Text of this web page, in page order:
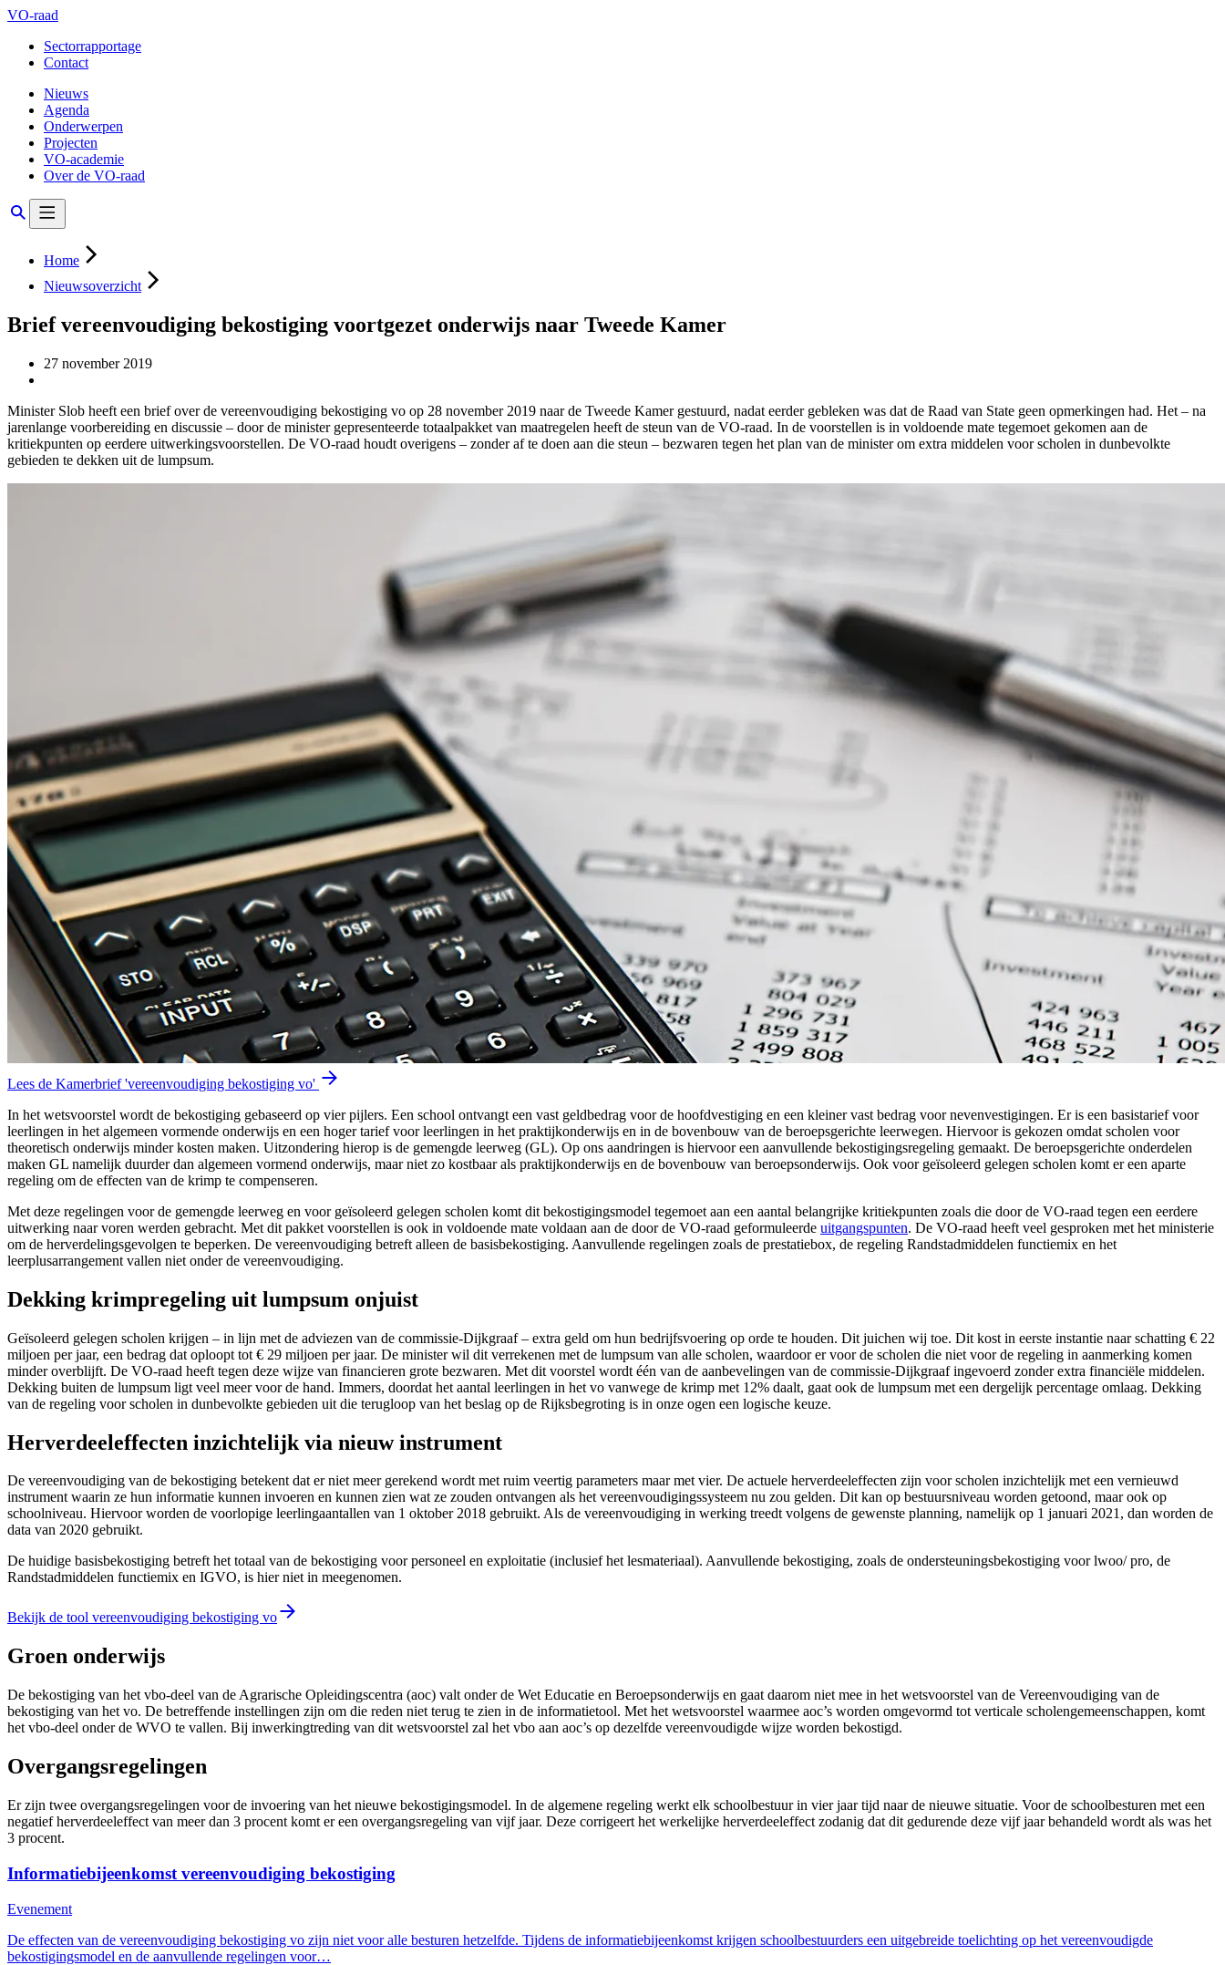
VO-raad
Sectorrapportage
Contact
Nieuws
Agenda
Onderwerpen
Projecten
VO-academie
Over de VO-raad
Home
Nieuwsoverzicht
Brief vereenvoudiging bekostiging voortgezet onderwijs naar Tweede Kamer
27 november 2019
Minister Slob heeft een brief over de vereenvoudiging bekostiging vo op 28 november 2019 naar de Tweede Kamer gestuurd, nadat eerder gebleken was dat de Raad van State geen opmerkingen had. Het – na
jarenlange voorbereiding en discussie – door de minister gepresenteerde totaalpakket van maatregelen heeft de steun van de VO-raad. In de voorstellen is in voldoende mate tegemoet gekomen aan de
kritiekpunten op eerdere uitwerkingsvoorstellen. De VO-raad houdt overigens – zonder af te doen aan die steun – bezwaren tegen het plan van de minister om extra middelen voor scholen in dunbevolkte
gebieden te dekken uit de lumpsum.
Lees de Kamerbrief 'vereenvoudiging bekostiging vo'
In het wetsvoorstel wordt de bekostiging gebaseerd op vier pijlers. Een school ontvangt een vast geldbedrag voor de hoofdvestiging en een kleiner vast bedrag voor nevenvestigingen. Er is een basistarief voor
leerlingen in het algemeen vormende onderwijs en een hoger tarief voor leerlingen in het praktijkonderwijs en in de bovenbouw van de beroepsgerichte leerwegen. Hiervoor is gekozen omdat scholen voor
theoretisch onderwijs minder kosten maken. Uitzondering hierop is de gemengde leerweg (GL). Op ons aandringen is hiervoor een aanvullende bekostigingsregeling gemaakt. De beroepsgerichte onderdelen
maken GL namelijk duurder dan algemeen vormend onderwijs, maar niet zo kostbaar als praktijkonderwijs en de bovenbouw van beroepsonderwijs. Ook voor geïsoleerd gelegen scholen komt er een aparte
regeling om de effecten van de krimp te compenseren.
Met deze regelingen voor de gemengde leerweg en voor geïsoleerd gelegen scholen komt dit bekostigingsmodel tegemoet aan een aantal belangrijke kritiekpunten zoals die door de VO-raad tegen een eerdere
uitwerking naar voren werden gebracht. Met dit pakket voorstellen is ook in voldoende mate voldaan aan de door de VO-raad geformuleerde uitgangspunten. De VO-raad heeft veel gesproken met het ministerie
om de herverdelingsgevolgen te beperken. De vereenvoudiging betreft alleen de basisbekostiging. Aanvullende regelingen zoals de prestatiebox, de regeling Randstadmiddelen functiemix en het
leerplusarrangement vallen niet onder de vereenvoudiging.
Dekking krimpregeling uit lumpsum onjuist
Geïsoleerd gelegen scholen krijgen – in lijn met de adviezen van de commissie-Dijkgraaf – extra geld om hun bedrijfsvoering op orde te houden. Dit juichen wij toe. Dit kost in eerste instantie naar schatting € 22
miljoen per jaar, een bedrag dat oploopt tot € 29 miljoen per jaar. De minister wil dit verrekenen met de lumpsum van alle scholen, waardoor er voor de scholen die niet voor de regeling in aanmerking komen
minder overblijft. De VO-raad heeft tegen deze wijze van financieren grote bezwaren. Met dit voorstel wordt één van de aanbevelingen van de commissie-Dijkgraaf ingevoerd zonder extra financiële middelen.
Dekking buiten de lumpsum ligt veel meer voor de hand. Immers, doordat het aantal leerlingen in het vo vanwege de krimp met 12% daalt, gaat ook de lumpsum met een dergelijk percentage omlaag. Dekking
van de regeling voor scholen in dunbevolkte gebieden uit die terugloop van het beslag op de Rijksbegroting is in onze ogen een logische keuze.
Herverdeeleffecten inzichtelijk via nieuw instrument
De vereenvoudiging van de bekostiging betekent dat er niet meer gerekend wordt met ruim veertig parameters maar met vier. De actuele herverdeeleffecten zijn voor scholen inzichtelijk met een vernieuwd
instrument waarin ze hun informatie kunnen invoeren en kunnen zien wat ze zouden ontvangen als het vereenvoudigingssysteem nu zou gelden. Dit kan op bestuursniveau worden getoond, maar ook op
schoolniveau. Hiervoor worden de voorlopige leerlingaantallen van 1 oktober 2018 gebruikt. Als de vereenvoudiging in werking treedt volgens de gewenste planning, namelijk op 1 januari 2021, dan worden de
data van 2020 gebruikt.
De huidige basisbekostiging betreft het totaal van de bekostiging voor personeel en exploitatie (inclusief het lesmateriaal). Aanvullende bekostiging, zoals de ondersteuningsbekostiging voor lwoo/ pro, de
Randstadmiddelen functiemix en IGVO, is hier niet in meegenomen.
Bekijk de tool vereenvoudiging bekostiging vo
Groen onderwijs
De bekostiging van het vbo-deel van de Agrarische Opleidingscentra (aoc) valt onder de Wet Educatie en Beroepsonderwijs en gaat daarom niet mee in het wetsvoorstel van de Vereenvoudiging van de
bekostiging van het vo. De betreffende instellingen zijn om die reden niet terug te zien in de informatietool. Met het wetsvoorstel waarmee aoc’s worden omgevormd tot verticale scholengemeenschappen, komt
het vbo-deel onder de WVO te vallen. Bij inwerkingtreding van dit wetsvoorstel zal het vbo aan aoc’s op dezelfde vereenvoudigde wijze worden bekostigd.
Overgangsregelingen
Er zijn twee overgangsregelingen voor de invoering van het nieuwe bekostigingsmodel. In de algemene regeling werkt elk schoolbestuur in vier jaar tijd naar de nieuwe situatie. Voor de schoolbesturen met een
negatief herverdeeleffect van meer dan 3 procent komt er een overgangsregeling van vijf jaar. Deze corrigeert het werkelijke herverdeeleffect zodanig dat dit gedurende deze vijf jaar behandeld wordt als was het
3 procent.
Informatiebijeenkomst vereenvoudiging bekostiging
Evenement
De effecten van de vereenvoudiging bekostiging vo zijn niet voor alle besturen hetzelfde. Tijdens de informatiebijeenkomst krijgen schoolbestuurders een uitgebreide toelichting op het vereenvoudigde
bekostigingsmodel en de aanvullende regelingen voor…